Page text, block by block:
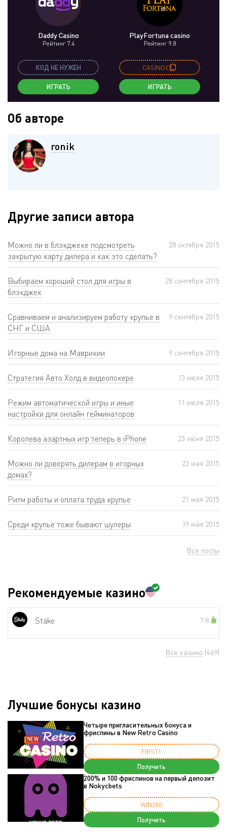
Daddy Casino
Рейтинг 7.4
КОД НЕ НУЖЕН
ИГРАТЬ
PlayFortuna casino
Рейтинг 9.8
CASINOZ
ИГРАТЬ
Об авторе
ronik
Другие записи автора
Можно ли в блэкджеке подсмотреть
закрытую карту дилера и как это сделать?
28 октября 2015
Выбираем хороший стол для игры в
блэкджек
28 сентября 2015
Сравниваем и анализируем работу крупье в
СНГ и США
9 сентября 2015
Игорные дома на Маврикии 9 сентября 2015
Стратегия Авто Холд в видеопокере 13 июля 2015
Режим автоматической игры и иные
настройки для онлайн гейминаторов
11 июля 2015
Королева азартных игр теперь в iPhone 23 июня 2015
Можно ли доверять дилерам в игорных
домах?
23 мая 2015
Ритм работы и оплата труда крупье 21 мая 2015
Среди крупье тоже бывают шулеры 19 мая 2015
Все посты
Рекомендуемые казино
Stake 7.8
Все казино (469)
Лучшие бонусы казино
Четыре пригласительных бонуса и
фриспины в New Retro Casino
FIRST1
Получить
200% и 100 фриспинов на первый депозит
в Nokycbets
WIN200
Получить